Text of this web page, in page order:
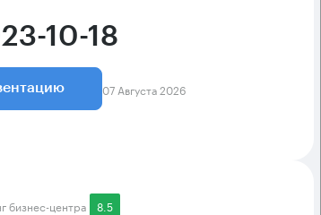
10-18
07 Августа 2026
бизнес-центра 8.5